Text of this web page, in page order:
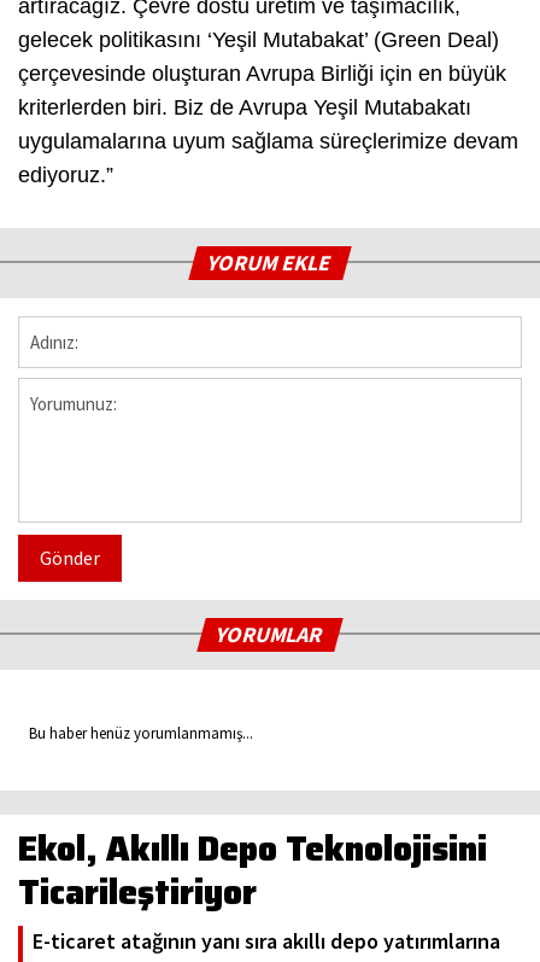
artıracağız. Çevre dostu üretim ve taşımacılık,
gelecek politikasını ‘Yeşil Mutabakat’ (Green Deal)
çerçevesinde oluşturan Avrupa Birliği için en büyük
kriterlerden biri. Biz de Avrupa Yeşil Mutabakatı
uygulamalarına uyum sağlama süreçlerimize devam
ediyoruz.”
YORUM EKLE
Gönder
YORUMLAR
Bu haber henüz yorumlanmamış...
Ekol, Akıllı Depo Teknolojisini
Ticarileştiriyor
E-ticaret atağının yanı sıra akıllı depo yatırımlarına